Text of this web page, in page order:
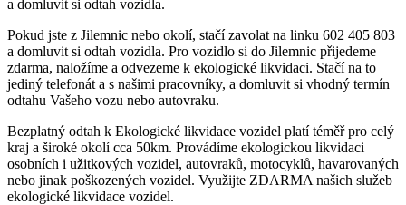
a domluvit si odtah vozidla.
Pokud jste z Jilemnic nebo okolí, stačí zavolat na linku 602 405 803
a domluvit si odtah vozidla. Pro vozidlo si do Jilemnic přijedeme
zdarma, naložíme a odvezeme k ekologické likvidaci. Stačí na to
jediný telefonát a s našimi pracovníky, a domluvit si vhodný termín
odtahu Vašeho vozu nebo autovraku.
Bezplatný odtah k Ekologické likvidace vozidel platí téměř pro celý
kraj a široké okolí cca 50km. Provádíme ekologickou likvidaci
osobních i užitkových vozidel, autovraků, motocyklů, havarovaných
nebo jinak poškozených vozidel. Využijte ZDARMA našich služeb
ekologické likvidace vozidel.